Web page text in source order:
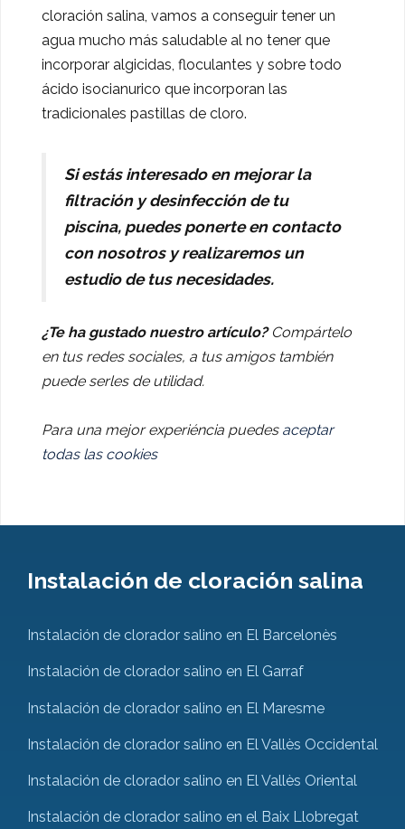
cloración salina, vamos a conseguir tener un
agua mucho más saludable al no tener que
incorporar algicidas, floculantes y sobre todo
ácido isocianurico que incorporan las
tradicionales pastillas de cloro.
Si estás interesado en mejorar la
filtración y desinfección de tu
piscina, puedes ponerte en contacto
con nosotros y realizaremos un
estudio de tus necesidades.
¿Te ha gustado nuestro artículo?Compártelo
en tus redes sociales, a tus amigos también
puede serles de utilidad.
Para una mejor experiéncia puedes aceptar
todas las cookies
Instalación de cloración salina
Instalación de clorador salino en El Barcelonès
Instalación de clorador salino en El Garraf
Instalación de clorador salino en El Maresme
Instalación de clorador salino en El Vallès Occidental
Instalación de clorador salino en El Vallès Oriental
Instalación de clorador salino en el Baix Llobregat